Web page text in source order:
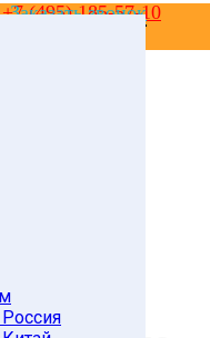
+7 (495) 185-57-10
Заказать звонок